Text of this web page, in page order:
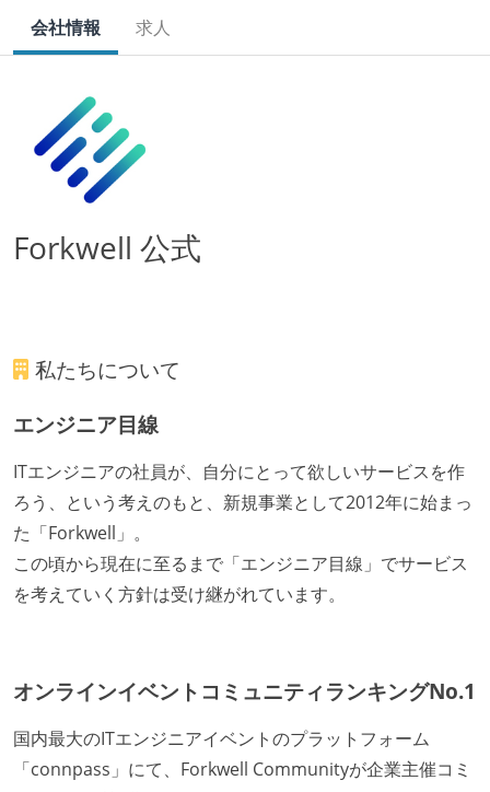
会社情報 求人
Forkwell 公式
私たちについて
エンジニア目線
ITエンジニアの社員が、自分にとって欲しいサービスを作
ろう、という考えのもと、新規事業として2012年に始まっ
た「Forkwell」。
この頃から現在に至るまで「エンジニア目線」でサービス
を考えていく方針は受け継がれています。
オンラインイベントコミュニティランキングNo.1
国内最大のITエンジニアイベントのプラットフォーム
「connpass」にて、Forkwell Communityが企業主催コミ